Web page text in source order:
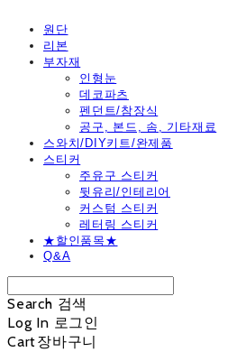
원단
리본
부자재
인형눈
데코파츠
펜던트/참장식
공구, 본드, 솜, 기타재료
스와치/DIY키트/완제품
스티커
주유구 스티커
뒷유리/인테리어
커스텀 스티커
레터링 스티커
★할인품목★
Q&A
Search 검색
Log In 로그인
Cart장바구니